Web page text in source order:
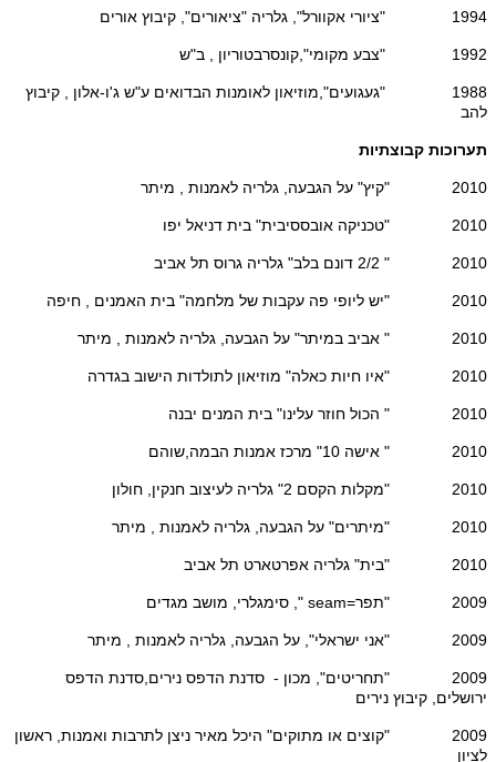
1994 "ציורי אקוורל", גלריה "ציאורים", קיבוץ אורים
1992 "צבע מקומי",קונסרבטוריון , ב"ש
1988 "געגועים",מוזיאון לאומנות הבדואים ע"ש ג'ו-אלון , קיבוץ
להב
תערוכות קבוצתיות
2010 "קיץ" על הגבעה, גלריה לאמנות , מיתר
2010 "טכניקה אובססיבית" בית דניאל יפו
2010 " 2/2 דונם בלב" גלריה גרוס תל אביב
2010 "יש ליופי פה עקבות של מלחמה" בית האמנים , חיפה
2010 " אביב במיתר" על הגבעה, גלריה לאמנות , מיתר
2010 "איו חיות כאלה" מוזיאון לתולדות הישוב בגדרה
2010 " הכול חוזר עלינו" בית המנים יבנה
2010 " אישה 10" מרכז אמנות הבמה,שוהם
2010 "מקלות הקסם 2" גלריה לעיצוב חנקין, חולון
2010 "מיתרים" על הגבעה, גלריה לאמנות , מיתר
2010 "בית" גלריה אפרטארט תל אביב
2009 "תפר=seam ", סימגלרי, מושב מגדים
2009 "אני ישראלי", על הגבעה, גלריה לאמנות , מיתר
2009 "תחריטים", מכון - סדנת הדפס נירים,סדנת הדפס
ירושלים, קיבוץ נירים
2009 "קוצים או מתוקים" היכל מאיר ניצן לתרבות ואמנות, ראשון
לציון